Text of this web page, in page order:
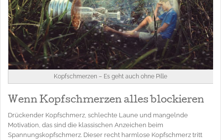
Kopfschmerzen – Es geht auch ohne Pille
Wenn Kopfschmerzen alles blockieren
Drückender Kopfschmerz, schlechte Laune und mangelnde
Motivation, das sind die klassischen Anzeichen beim
Spannungskopfschmerz. Dieser recht harmlose Kopfschmerz tritt